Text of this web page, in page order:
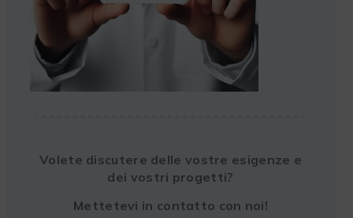
Volete discutere delle vostre esigenze e
dei vostri progetti?
Mettetevi in contatto con noi!